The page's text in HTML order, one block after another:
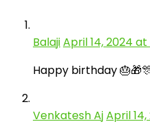
BalajiApril 14, 2024
Happy birthday
Venkatesh AjApril